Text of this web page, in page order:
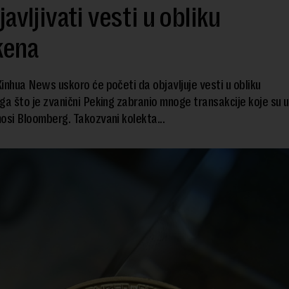
vesti u obliku
News uskoro će početi da objavljuje vesti u obliku
što je zvanični Peking zabranio mnoge transakcije koje su u
Bloomberg. Takozvani kolekta...